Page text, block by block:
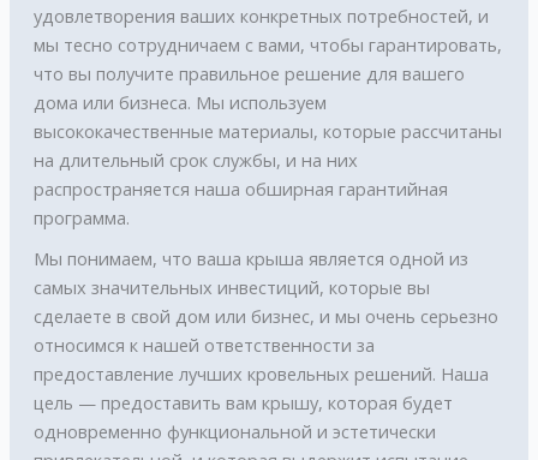
удовлетворения ваших конкретных потребностей, и
мы тесно сотрудничаем с вами, чтобы гарантировать,
что вы получите правильное решение для вашего
дома или бизнеса. Мы используем
высококачественные материалы, которые рассчитаны
на длительный срок службы, и на них
распространяется наша обширная гарантийная
программа.
Мы понимаем, что ваша крыша является одной из
самых значительных инвестиций, которые вы
сделаете в свой дом или бизнес, и мы очень серьезно
относимся к нашей ответственности за
предоставление лучших кровельных решений. Наша
цель — предоставить вам крышу, которая будет
одновременно функциональной и эстетически